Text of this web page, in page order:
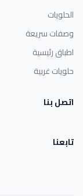
الحلويات
وصفات سريعة
اطباق رئيسية
حلويات غربية
اتصل بنا
تابعنا